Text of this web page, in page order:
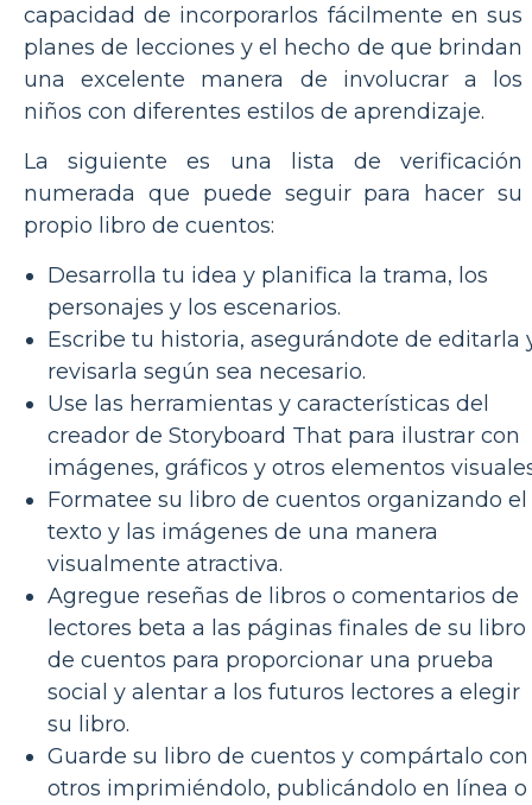
capacidad de incorporarlos fácilmente en sus
planes de lecciones y el hecho de que brindan
una excelente manera de involucrar a los
niños con diferentes estilos de aprendizaje.
La siguiente es una lista de verificación
numerada que puede seguir para hacer su
propio libro de cuentos:
Desarrolla tu idea y planifica la trama, los
personajes y los escenarios.
Escribe tu historia, asegurándote de editarla
revisarla según sea necesario.
Use las herramientas y características del
creador de Storyboard That para ilustrar con
imágenes, gráficos y otros elementos
Formatee su libro de cuentos organizando el
texto y las imágenes de una manera
visualmente atractiva.
Agregue reseñas de libros o comentarios de
lectores beta a las páginas finales de su libro
de cuentos para proporcionar una prueba
social y alentar a los futuros lectores a elegir
su libro.
Guarde su libro de cuentos y compártalo con
otros imprimiéndolo, publicándolo en línea o